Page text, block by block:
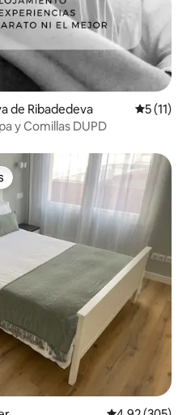
de Ribadedeva
5 (11)
y Comillas DUPD
huéspedes